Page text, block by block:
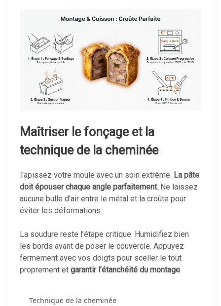
Maîtriser le fonçage et la
technique de la cheminée
Tapissez votre moule avec un soin extrême. La pâte
doit épouser chaque angle parfaitement. Ne laissez
aucune bulle d’air entre le métal et la croûte pour
éviter les déformations.
La soudure reste l’étape critique. Humidifiez bien
les bords avant de poser le couvercle. Appuyez
fermement avec vos doigts pour sceller le tout
proprement et garantir l’étanchéité du montage.
Technique de la cheminée